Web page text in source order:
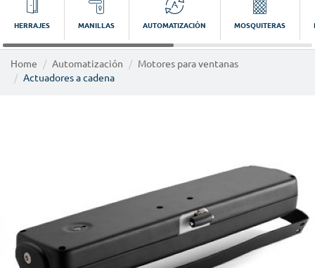
HERRAJES MANILLAS AUTOMATIZACIÓN MOSQUITERAS
Home Automatización
Motores para ventanas
Actuadores a cadena